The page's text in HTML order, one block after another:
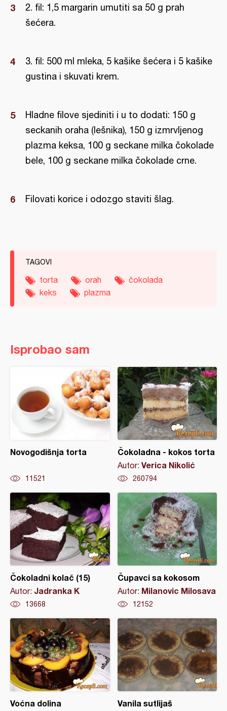
2. fil: 1,5 margarin umutiti sa 50 g prah
šećera.
3. fil: 500 ml mleka, 5 kašike šećera i 5 kašike
gustina i skuvati krem.
Hladne filove sjediniti i u to dodati: 150 g
seckanih oraha (lešnika), 150 g izmrvljenog
plazma keksa, 100 g seckane milka čokolade
bele, 100 g seckane milka čokolade crne.
Filovati korice i odozgo staviti šlag.
TAGOVI
torta orah
čokolada
keks
plazma
Isprobao sam
Novogodišnja torta
11521
Čokoladna - kokos torta
Autor: Verica Nikolić
260794
Čokoladni kolač (15)
Autor: Jadranka K
13668
Čupavci sa kokosom
Autor: Milanovic Milosava
12152
Voćna dolina Vanila sutlijaš